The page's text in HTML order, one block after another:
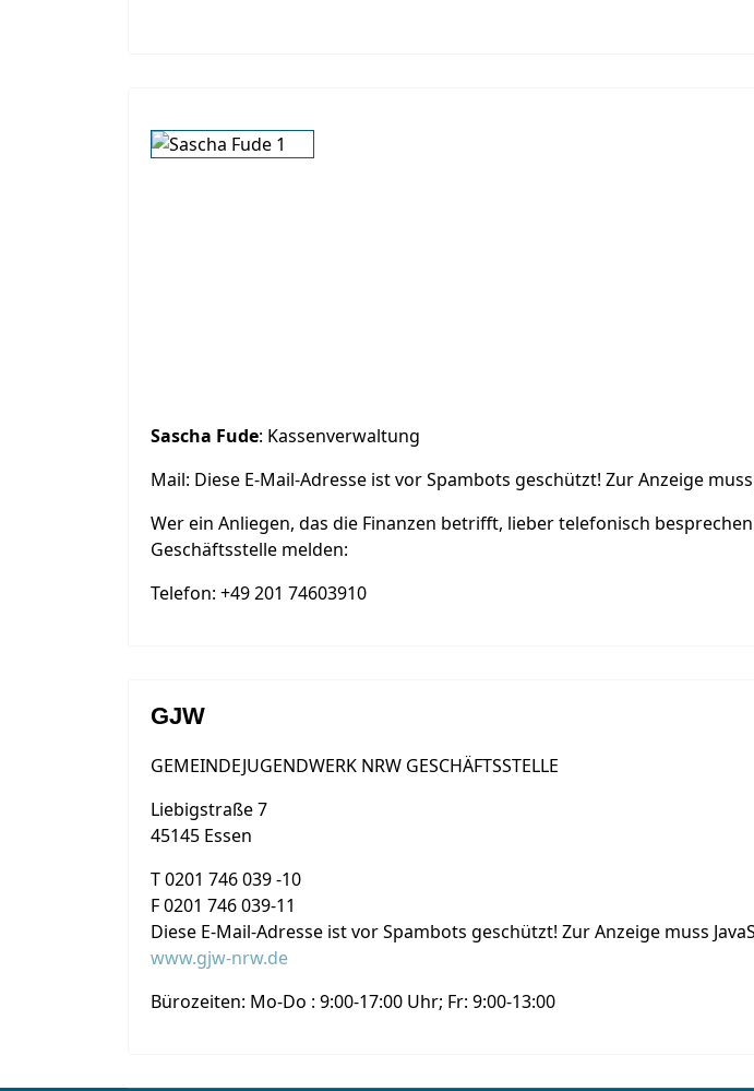
Sascha Fude: Kassenverwaltung
Mail: Diese E-Mail-Adresse ist vor Spambots geschützt! Zur Anzeige
Wer ein Anliegen, das die Finanzen betrifft, lieber telefonisch
Geschäftsstelle melden:
Telefon: +49 201 74603910
GJW
GEMEINDEJUGENDWERK NRW GESCHÄFTSSTELLE
Liebigstraße 7
45145 Essen
T 0201 746 039 -10
F 0201 746 039-11
Diese E-Mail-Adresse ist vor Spambots geschützt! Zur Anzeige muss
www.gjw-nrw.de
Bürozeiten: Mo-Do : 9:00-17:00 Uhr; Fr: 9:00-13:00